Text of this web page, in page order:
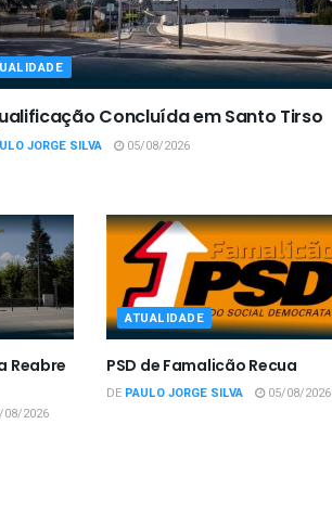
Concluída em Santo Tirso
JORGE SILVA 05/08/2026
Reabre
2026
ATUALIDADE
PSD de Famalicão Recua
DE PAULO JORGE SILVA 05/08/2026